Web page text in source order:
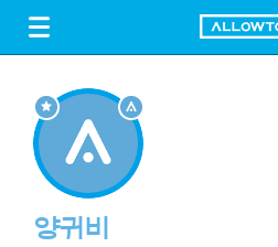
FREE DOWNLOAD
양귀비